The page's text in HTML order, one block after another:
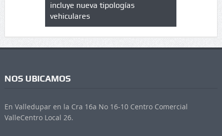
incluye nueva tipologías
vehiculares
NOS UBICAMOS
En Valledupar en la Cra 16a No 16-10 Centro Comercial
ValleCentro Local 26.